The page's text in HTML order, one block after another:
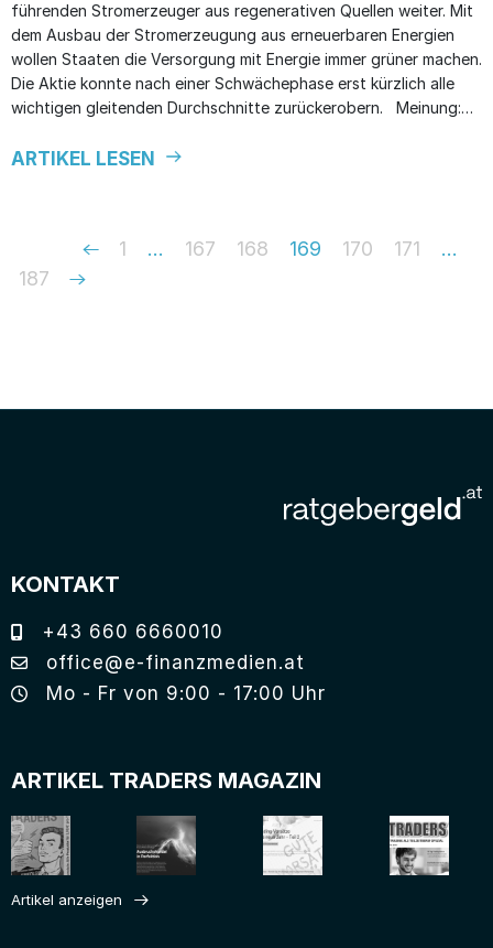
führenden Stromerzeuger aus regenerativen Quellen weiter. Mit
dem Ausbau der Stromerzeugung aus erneuerbaren Energien
wollen Staaten die Versorgung mit Energie immer grüner machen.
Die Aktie konnte nach einer Schwächephase erst kürzlich alle
wichtigen gleitenden Durchschnitte zurückerobern. Meinung:…
ARTIKEL LESEN
Previous 1 … 167 168 169 170 171
…
187
Next
KONTAKT
+43 660 6660010
office@e-finanzmedien.at
Mo - Fr von 9:00 - 17:00 Uhr
ARTIKEL TRADERS MAGAZIN
Artikel anzeigen